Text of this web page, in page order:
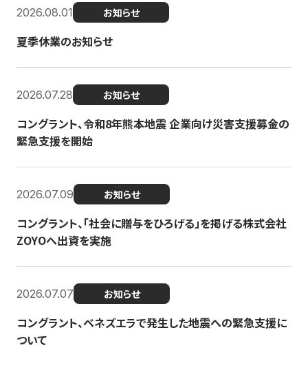
2026.08.01 お知らせ
夏季休業のお知らせ
2026.07.28 お知らせ
コングラント、令和8年熊本地震 企業向け災害支援募金の
緊急支援を開始
2026.07.09 お知らせ
コングラント、「社会に贈与をひろげる」を掲げる株式会社
ZOYOへ出資を実施
2026.07.07 お知らせ
コングラント、ベネズエラで発生した地震への緊急支援に
ついて